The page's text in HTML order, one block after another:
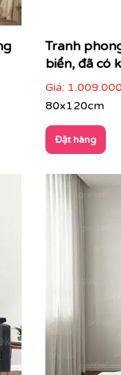
Tranh
biển, đã có
Giá:
80x120cm
Đặt hàng